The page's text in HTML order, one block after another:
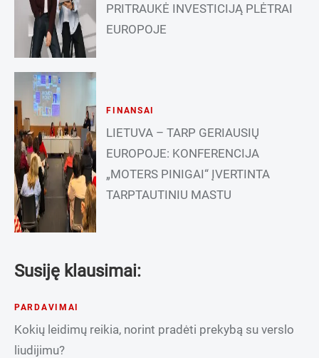
PRITRAUKĖ INVESTICIJĄ PLĖTRAI
EUROPOJE
FINANSAI
LIETUVA – TARP GERIAUSIŲ
EUROPOJE: KONFERENCIJA
„MOTERS PINIGAI“ ĮVERTINTA
TARPTAUTINIU MASTU
Susiję klausimai:
PARDAVIMAI
Kokių leidimų reikia, norint pradėti prekybą su verslo
liudijimu?